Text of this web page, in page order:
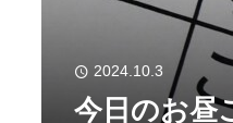
2024.10.3
今日のお昼